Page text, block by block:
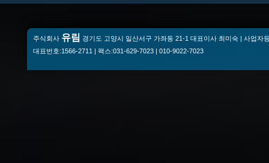
주식회사 유림 경기도 고양시 일산서구 가좌동 21-1 대표이사 최미숙 | 사업자
대표번호:1566-2711 | 팩스:031-629-7023 | 010-9022-7023